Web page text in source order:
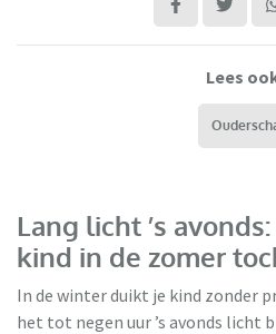
Lees
Lang licht ’s
kind in de zomer
In de winter duikt je kind zonder
het tot negen uur ’s avonds licht